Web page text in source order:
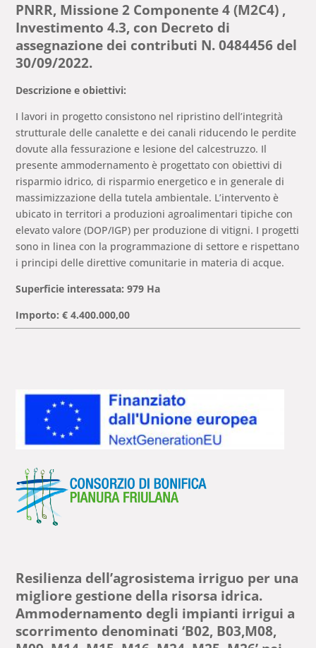
PNRR, Missione 2 Componente 4 (M2C4) ,
Investimento 4.3, con Decreto di
assegnazione dei contributi N. 0484456 del
30/09/2022.
Descrizione e obiettivi:
I lavori in progetto consistono nel ripristino dell’integrità
strutturale delle canalette e dei canali riducendo le perdite
dovute alla fessurazione e lesione del calcestruzzo. Il
presente ammodernamento è progettato con obiettivi di
risparmio idrico, di risparmio energetico e in generale di
massimizzazione della tutela ambientale. L’intervento è
ubicato in territori a produzioni agroalimentari tipiche con
elevato valore (DOP/IGP) per produzione di vitigni. I progetti
sono in linea con la programmazione di settore e rispettano
i principi delle direttive comunitarie in materia di acque.
Superficie interessata: 979 Ha
Importo: € 4.400.000,00
Resilienza dell’agrosistema irriguo per una
migliore gestione della risorsa idrica.
Ammodernamento degli impianti irrigui a
scorrimento denominati ‘B02, B03,M08,